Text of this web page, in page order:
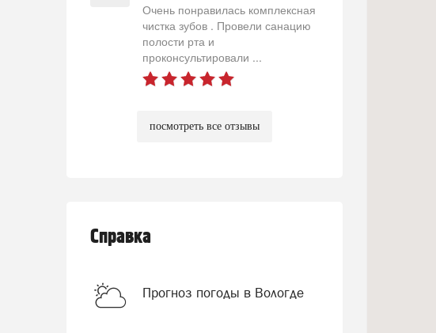
Очень понравилась комплексная
чистка зубов . Провели санацию
полости рта и
проконсультировали ...
посмотреть все отзывы
Справка
Прогноз погоды в Вологде